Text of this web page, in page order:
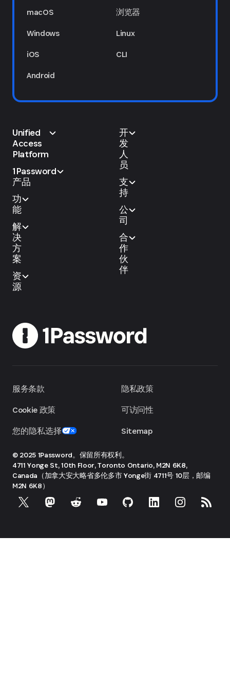
macOS
Windows
iOS
Android
浏览器
Linux
CLI
Unified
Access
Platform
1Password
产品
功
能
解
决
方
案
资
源
开
发
人
员
支
持
公
司
合
作
伙
伴
服务条款
Cookie 政策
您的隐私选择
隐私政策
可访问性
Sitemap
© 2025 1Password。保留所有权利。
4711 Yonge St, 10th Floor, Toronto Ontario, M2N 6K8,
Canada（加拿大安大略省多伦多市 Yonge街 4711号 10层，邮编
M2N 6K8）